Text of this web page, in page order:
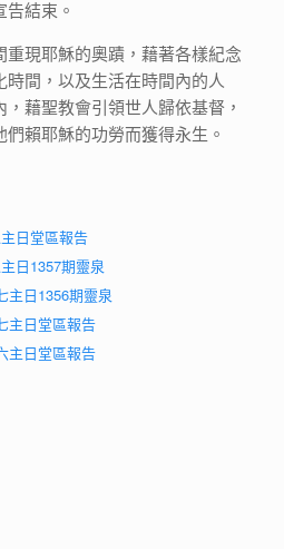
結束。
現耶穌的奧蹟，藉著各樣紀念
間，以及生活在時間內的人
藉聖教會引領世人歸依基督，
賴耶穌的功勞而獲得永生。
日堂區報告
日1357期靈泉
主日1356期靈泉
主日堂區報告
主日堂區報告